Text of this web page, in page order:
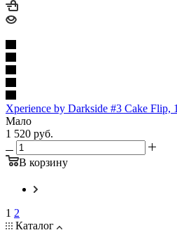
Xperience by Darkside #3 Cake Flip,
Мало
1 520 руб.
В корзину
1 2
Каталог